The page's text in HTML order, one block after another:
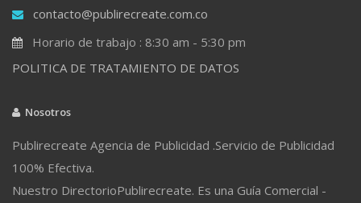
contacto@publirecreate.com.co
Horario de trabajo : 8:30 am - 5:30 pm
POLITICA DE TRATAMIENTO DE DATOS
Nosotros
Publirecreate Agencia de Publicidad .Servicio de Publicidad
100% Efectiva.
Nuestro DirectorioPublirecreate. Es una Guía Comercial -